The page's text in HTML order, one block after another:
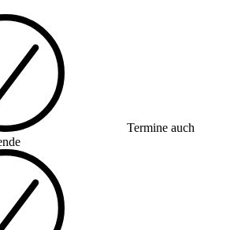
Termine auch